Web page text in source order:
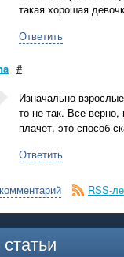
такая хорошая
Ответить
#
Изначально
то не так. Все
плачет, это способ
Ответить
RSS-